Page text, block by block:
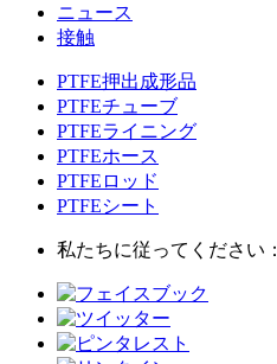
ニュース
接触
PTFE押出成形品
PTFEチューブ
PTFEライニング
PTFEホース
PTFEロッド
PTFEシート
私たちに従ってください：